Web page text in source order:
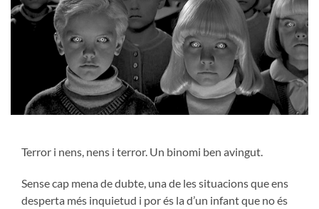
Terror i nens, nens i terror. Un binomi ben avingut.
Sense cap mena de dubte, una de les situacions que ens
desperta més inquietud i por és la d’un infant que no és